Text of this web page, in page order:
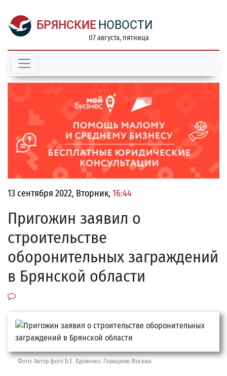
БРЯНСКИЕ НОВОСТИ
07 августа, пятница
13 сентября 2022, Вторник, 16:44
Пригожин заявил о
строительстве
оборонительных заграждений
в Брянской области
Фото: Автор фото Б.Е. Вдовенко. Главархив Москвы